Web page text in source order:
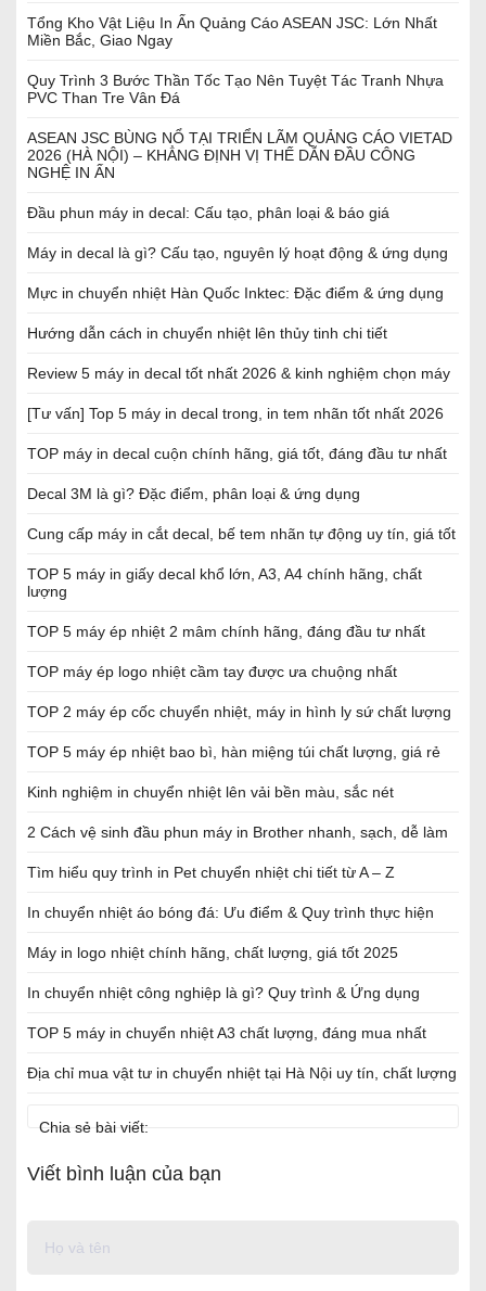
Tổng Kho Vật Liệu In Ấn Quảng Cáo ASEAN JSC: Lớn Nhất
Miền Bắc, Giao Ngay
Quy Trình 3 Bước Thần Tốc Tạo Nên Tuyệt Tác Tranh Nhựa
PVC Than Tre Vân Đá
ASEAN JSC BÙNG NỔ TẠI TRIỂN LÃM QUẢNG CÁO VIETAD
2026 (HÀ NỘI) – KHẲNG ĐỊNH VỊ THẾ DẪN ĐẦU CÔNG
NGHỆ IN ẤN
Đầu phun máy in decal: Cấu tạo, phân loại & báo giá
Máy in decal là gì? Cấu tạo, nguyên lý hoạt động & ứng dụng
Mực in chuyển nhiệt Hàn Quốc Inktec: Đặc điểm & ứng dụng
Hướng dẫn cách in chuyển nhiệt lên thủy tinh chi tiết
Review 5 máy in decal tốt nhất 2026 & kinh nghiệm chọn máy
[Tư vấn] Top 5 máy in decal trong, in tem nhãn tốt nhất 2026
TOP máy in decal cuộn chính hãng, giá tốt, đáng đầu tư nhất
Decal 3M là gì? Đặc điểm, phân loại & ứng dụng
Cung cấp máy in cắt decal, bế tem nhãn tự động uy tín, giá tốt
TOP 5 máy in giấy decal khổ lớn, A3, A4 chính hãng, chất
lượng
TOP 5 máy ép nhiệt 2 mâm chính hãng, đáng đầu tư nhất
TOP máy ép logo nhiệt cầm tay được ưa chuộng nhất
TOP 2 máy ép cốc chuyển nhiệt, máy in hình ly sứ chất lượng
TOP 5 máy ép nhiệt bao bì, hàn miệng túi chất lượng, giá rẻ
Kinh nghiệm in chuyển nhiệt lên vải bền màu, sắc nét
2 Cách vệ sinh đầu phun máy in Brother nhanh, sạch, dễ làm
Tìm hiểu quy trình in Pet chuyển nhiệt chi tiết từ A – Z
In chuyển nhiệt áo bóng đá: Ưu điểm & Quy trình thực hiện
Máy in logo nhiệt chính hãng, chất lượng, giá tốt 2025
In chuyển nhiệt công nghiệp là gì? Quy trình & Ứng dụng
TOP 5 máy in chuyển nhiệt A3 chất lượng, đáng mua nhất
Địa chỉ mua vật tư in chuyển nhiệt tại Hà Nội uy tín, chất lượng
Chia sẻ bài viết:
Viết bình luận của bạn